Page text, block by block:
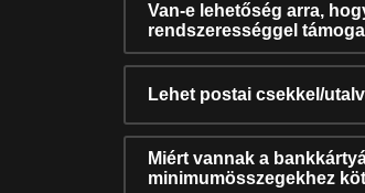
Van-e lehetőség arra,
rendszerességgel
Lehet postai csekkel/
Miért vannak a
minimumösszegekhez